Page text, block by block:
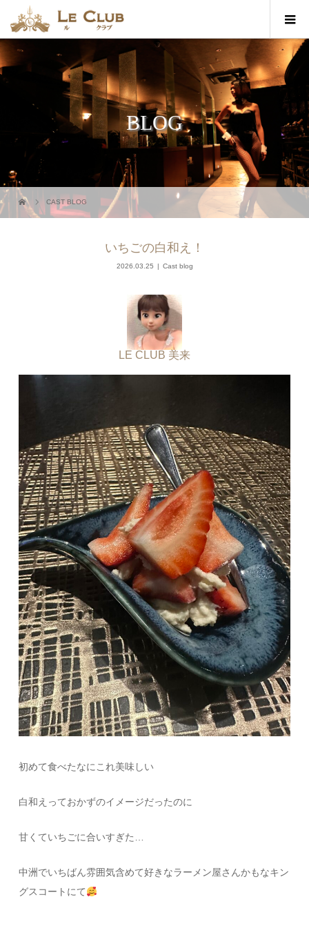
BLOG
CAST BLOG
いちごの白和え！
2026.03.25 Cast blog
LE CLUB 美来
初めて食べたなにこれ美味しい
白和えっておかずのイメージだったのに
甘くていちごに合いすぎた…
中洲でいちばん雰囲気含めて好きなラーメン屋さんかもなキン
グスコートにて